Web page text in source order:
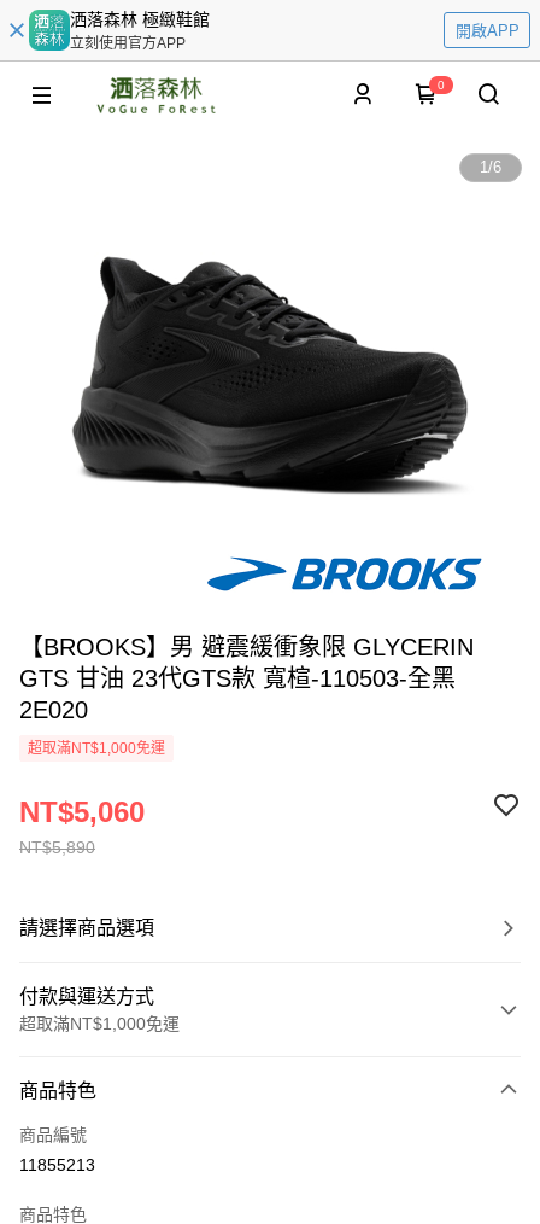
洒落森林 極緻鞋館
立刻使用官方APP
開啟APP
0
1/6
【BROOKS】男 避震緩衝象限 GLYCERIN
GTS 甘油 23代GTS款 寬楦-110503-全黑
2E020
超取滿NT$1,000免運
NT$5,890
NT$5,060
請選擇商品選項
付款與運送方式
超取滿NT$1,000免運
信用卡一次付款
超商取貨付款
運送方式
商品特色
商品編號
11855213
商品特色